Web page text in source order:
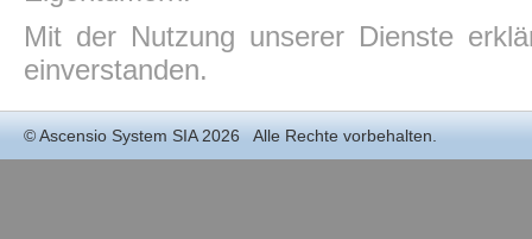
Mit der Nutzung unserer Dienste
einverstanden.
©Ascensio System SIA2026 Alle Rechte vorbehalten.